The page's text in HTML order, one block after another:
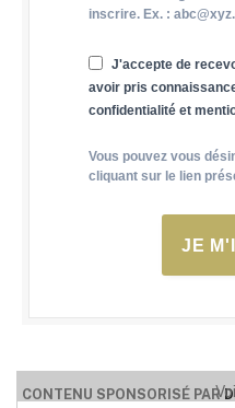
inscrire. Ex. :
J'accepte de
avoir pris
confidentialité et
Vous pouvez vous
cliquant sur le lien
JE
CONTENU SPONSORISÉ PAR